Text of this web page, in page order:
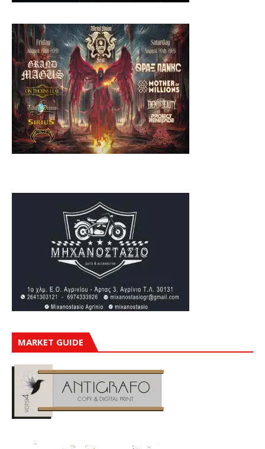
MARKET GUIDE